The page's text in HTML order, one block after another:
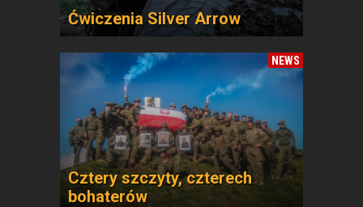
Ćwiczenia Silver Arrow
NEWS
Cztery szczyty, czterech
bohaterów